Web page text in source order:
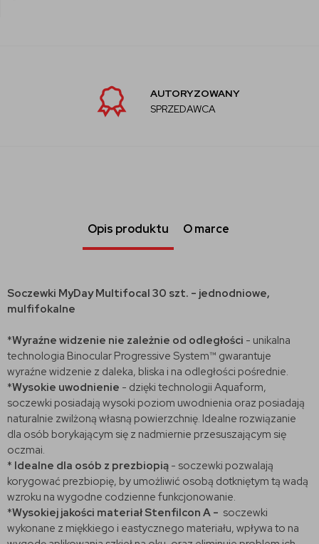
AUTORYZOWANY
SPRZEDAWCA
Opis produktu O marce
Soczewki MyDay Multifocal 30 szt. - jednodniowe,
mulfifokalne
*Wyraźne widzenie nie zależnie od odległości - unikalna
technologia Binocular Progressive System™ gwarantuje
wyraźne widzenie z daleka, bliska i na odległości pośrednie.
*Wysokie uwodnienie - dzięki technologii Aquaform,
soczewki posiadają wysoki poziom uwodnienia oraz posiadają
naturalnie zwilżoną własną powierzchnię. Idealne rozwiązanie
dla osób borykającym się z nadmiernie przesuszającym się
oczmai.
* Idealne dla osób z prezbiopią - soczewki pozwalają
korygować prezbiopię, by umożliwić osobą dotkniętym tą wadą
wzroku na wygodne codzienne funkcjonowanie.
*Wysokiej jakości materiał Stenfilcon A - soczewki
wykonane z miękkiego i eastycznego materiału, wpływa to na